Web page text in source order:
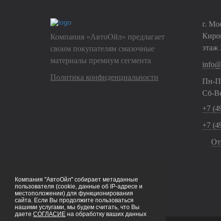
Компания «АвтоОйл» предлагает
своим покупателям смазочные
материалы премиум сегмента
Политика конфиденциальности
г.
этаж
Пн-
Сб-
+7
+7
Компания "АвтоОйл" собирает метаданные
пользователя (cookie, данные об IP-адресе и
местоположении) для функционирования
сайта. Если Вы продолжите пользоваться
нашими услугами, мы будем считать, что Вы
даете СОГЛАСИЕ на обработку ваших данных